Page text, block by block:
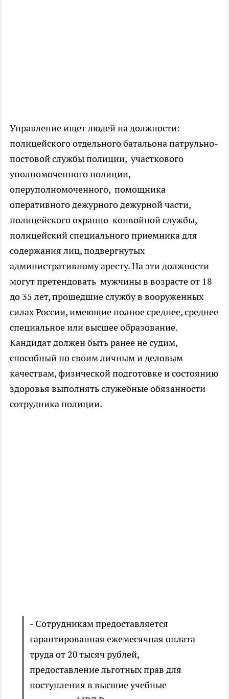
Управление ищет людей на должности:
полицейского отдельного батальона патрульно-
постовой службы полиции, участкового
уполномоченного полиции,
оперуполномоченного, помощника
оперативного дежурного дежурной части,
полицейского охранно-конвойной службы,
полицейский специального приемника для
содержания лиц, подвергнутых
административному аресту. На эти должности
могут претендовать мужчины в возрасте от 18
до 35 лет, прошедшие службу в вооруженных
силах России, имеющие полное среднее, среднее
специальное или высшее образование.
Кандидат должен быть ранее не судим,
способный по своим личным и деловым
качествам, физической подготовке и состоянию
здоровья выполнять служебные обязанности
сотрудника полиции.
- Сотрудникам предоставляется
гарантированная ежемесячная оплата
труда от 20 тысяч рублей,
предоставление льготных прав для
поступления в высшие учебные